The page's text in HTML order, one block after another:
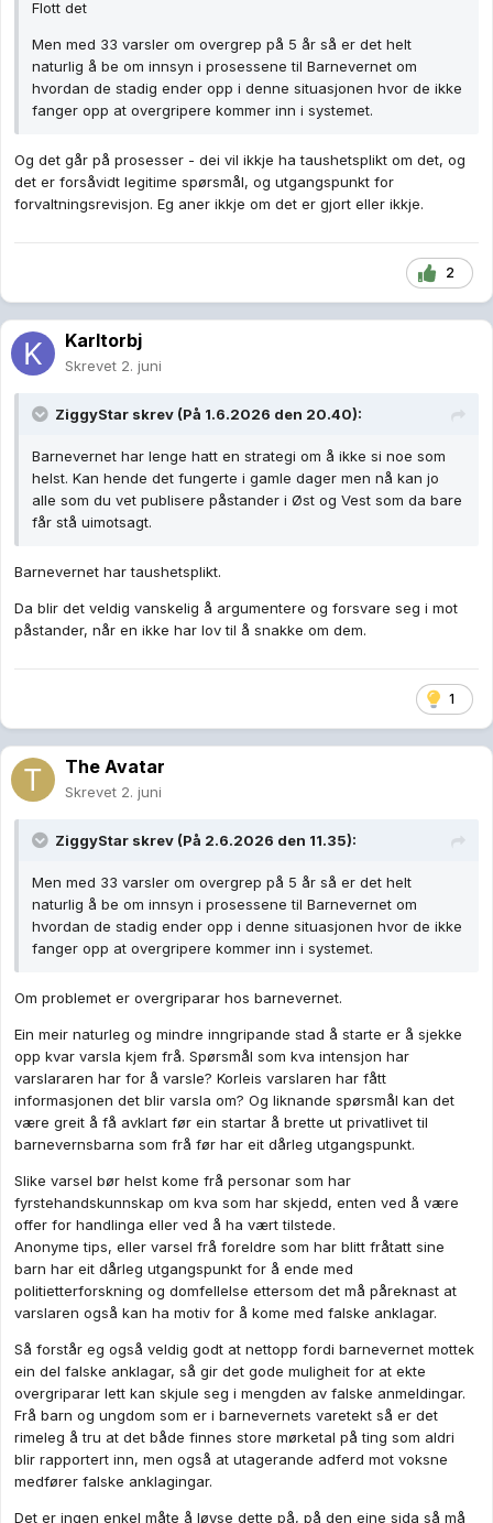
Flott det
Men med 33 varsler om overgrep på 5 år så er det helt
naturlig å be om innsyn i prosessene til Barnevernet om
hvordan de stadig ender opp i denne situasjonen hvor de ikke
fanger opp at overgripere kommer inn i systemet.
Og det går på prosesser - dei vil ikkje ha taushetsplikt om det, og
det er forsåvidt legitime spørsmål, og utgangspunkt for
forvaltningsrevisjon. Eg aner ikkje om det er gjort eller ikkje.
2
Karltorbj
Skrevet 2. juni
ZiggyStar skrev (På 1.6.2026 den 20.40):
Barnevernet har lenge hatt en strategi om å ikke si noe som
helst. Kan hende det fungerte i gamle dager men nå kan jo
alle som du vet publisere påstander i Øst og Vest som da bare
får stå uimotsagt.
Barnevernet har taushetsplikt.
Da blir det veldig vanskelig å argumentere og forsvare seg i mot
påstander, når en ikke har lov til å snakke om dem.
1
The Avatar
Skrevet 2. juni
ZiggyStar skrev (På 2.6.2026 den 11.35):
Men med 33 varsler om overgrep på 5 år så er det helt
naturlig å be om innsyn i prosessene til Barnevernet om
hvordan de stadig ender opp i denne situasjonen hvor de ikke
fanger opp at overgripere kommer inn i systemet.
Om problemet er overgriparar hos barnevernet.
Ein meir naturleg og mindre inngripande stad å starte er å sjekke
opp kvar varsla kjem frå. Spørsmål som kva intensjon har
varslararen har for å varsle? Korleis varslaren har fått
informasjonen det blir varsla om? Og liknande spørsmål kan det
være greit å få avklart før ein startar å brette ut privatlivet til
barnevernsbarna som frå før har eit dårleg utgangspunkt.
Slike varsel bør helst kome frå personar som har
fyrstehandskunnskap om kva som har skjedd, enten ved å være
offer for handlinga eller ved å ha vært tilstede.
Anonyme tips, eller varsel frå foreldre som har blitt fråtatt sine
barn har eit dårleg utgangspunkt for å ende med
politietterforskning og domfellelse ettersom det må påreknast at
varslaren også kan ha motiv for å kome med falske anklagar.
Så forstår eg også veldig godt at nettopp fordi barnevernet mottek
ein del falske anklagar, så gir det gode muligheit for at ekte
overgriparar lett kan skjule seg i mengden av falske anmeldingar.
Frå barn og ungdom som er i barnevernets varetekt så er det
rimeleg å tru at det både finnes store mørketal på ting som aldri
blir rapportert inn, men også at utagerande adferd mot voksne
medfører falske anklagingar.
Det er ingen enkel måte å løyse dette på, på den eine sida så må